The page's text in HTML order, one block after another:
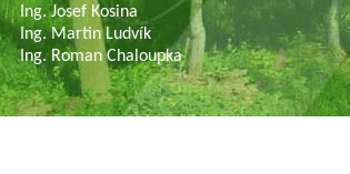
Ing. Josef Kosina
Ing. Martin Ludvík
Ing. Roman Chaloupka